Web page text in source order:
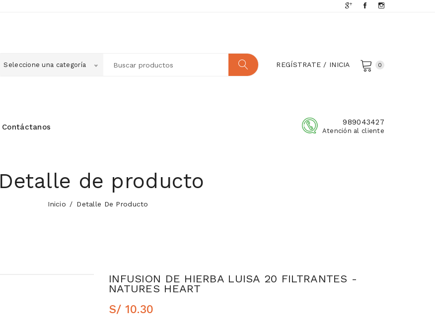
Seleccione una categoría REGÍSTRATE / INICIA 0
Contáctanos
989043427
Atención al cliente
Detalle de producto
Inicio Detalle De Producto
INFUSION DE HIERBA LUISA 20 FILTRANTES -
NATURES HEART
S/ 10.30